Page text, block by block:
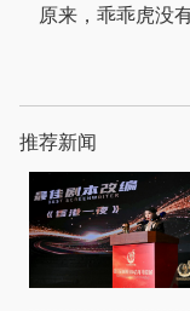
原来，乖乖虎没
推荐新闻